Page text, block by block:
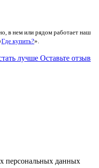
в нем или рядом работает наш
Где купить?».
лучше Оставьте отзыв
персональных данных